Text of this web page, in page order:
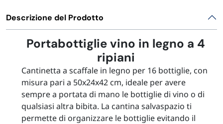
Descrizione del Prodotto
Portabottiglie vino in legno a 4
ripiani
Cantinetta a scaffale in legno per 16 bottiglie, con
misura pari a 50x24x42 cm, ideale per avere
sempre a portata di mano le bottiglie di vino o di
qualsiasi altra bibita. La cantina salvaspazio ti
permette di organizzare le bottiglie evitando il